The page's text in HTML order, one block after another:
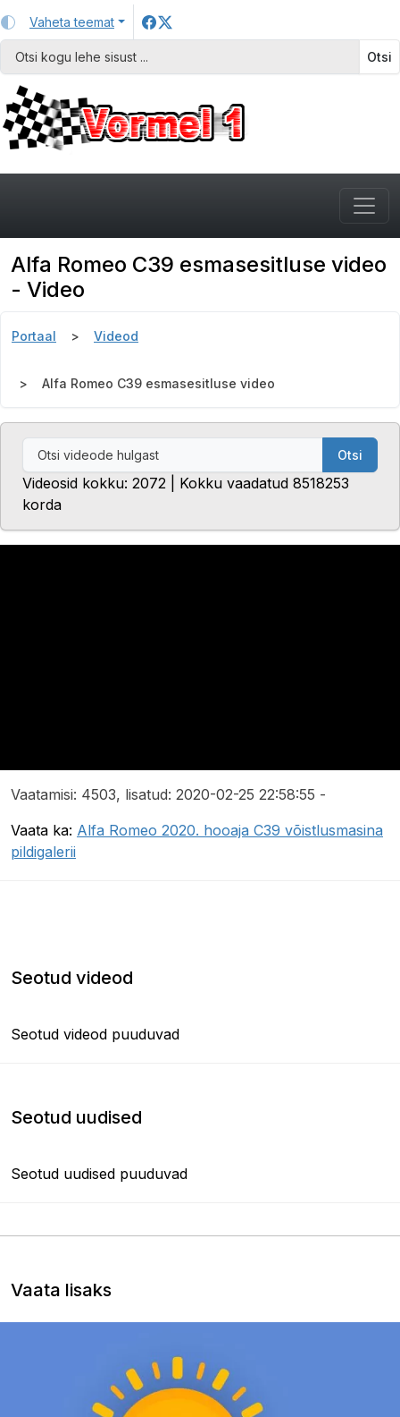
Vaheta teemat
Otsi
Alfa Romeo C39 esmasesitluse video
- Video
Portaal Videod
Alfa Romeo C39 esmasesitluse video
Otsi
Videosid kokku: 2072 | Kokku vaadatud 8518253
korda
Vaatamisi: 4503, lisatud: 2020-02-25 22:58:55 -
Vaata ka: Alfa Romeo 2020. hooaja C39 võistlusmasina
pildigalerii
Seotud videod
Seotud videod puuduvad
Seotud uudised
Seotud uudised puuduvad
Vaata lisaks